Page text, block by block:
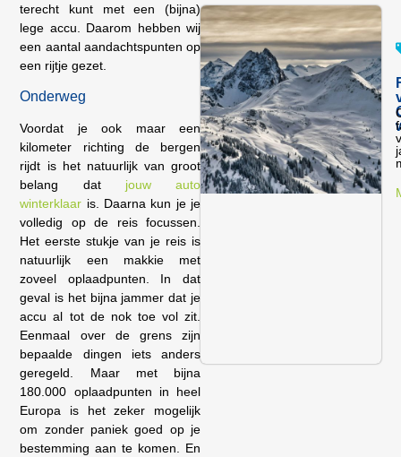
terecht kunt met een (bijna)
lege accu. Daarom hebben wij
een aantal aandachtspunten op
een rijtje gezet.
Onderweg
Voordat je ook maar een
kilometer richting de bergen
rijdt is het natuurlijk van groot
belang dat jouw auto
winterklaar is. Daarna kun je je
volledig op de reis focussen.
Het eerste stukje van je reis is
natuurlijk een makkie met
zoveel oplaadpunten. In dat
geval is het bijna jammer dat je
accu al tot de nok toe vol zit.
Eenmaal over de grens zijn
bepaalde dingen iets anders
geregeld. Maar met bijna
180.000 oplaadpunten in heel
Europa is het zeker mogelijk
om zonder paniek goed op je
bestemming aan te komen. En